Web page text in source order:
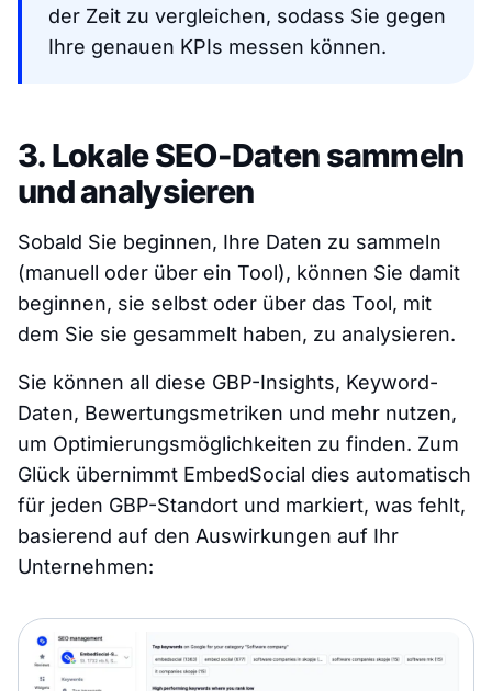
der Zeit zu vergleichen, sodass Sie gegen
Ihre genauen KPIs messen können.
3. Lokale SEO-Daten sammeln
und analysieren
Sobald Sie beginnen, Ihre Daten zu sammeln
(manuell oder über ein Tool), können Sie damit
beginnen, sie selbst oder über das Tool, mit
dem Sie sie gesammelt haben, zu analysieren.
Sie können all diese GBP-Insights, Keyword-
Daten, Bewertungsmetriken und mehr nutzen,
um Optimierungsmöglichkeiten zu finden. Zum
Glück übernimmt EmbedSocial dies automatisch
für jeden GBP-Standort und markiert, was fehlt,
basierend auf den Auswirkungen auf Ihr
Unternehmen: